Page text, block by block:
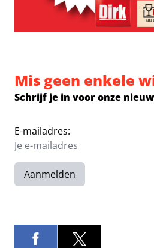
Mis geen enkele
Schrijf je in voor onze
E-mailadres:
Aanmelden